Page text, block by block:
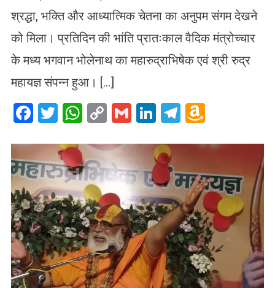
श्रद्धा, भक्ति और आध्यात्मिक चेतना का अनुपम संगम देखने
को मिला। प्रतिदिन की भांति प्रातःकाल वैदिक मंत्रोच्चार
के मध्य भगवान भोलेनाथ का महारुद्राभिषेक एवं श्री रुद्र
महायज्ञ संपन्न हुआ। […]
Facebook
Twitter
WhatsApp
CopyGmailLinkedIn
Telegram
List